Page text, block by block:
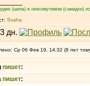
(шила) в невозмутимом (самадхи)
Svaha
Ср 06 Фев 19, 14:32 (8 лет
пишет:
пишет: